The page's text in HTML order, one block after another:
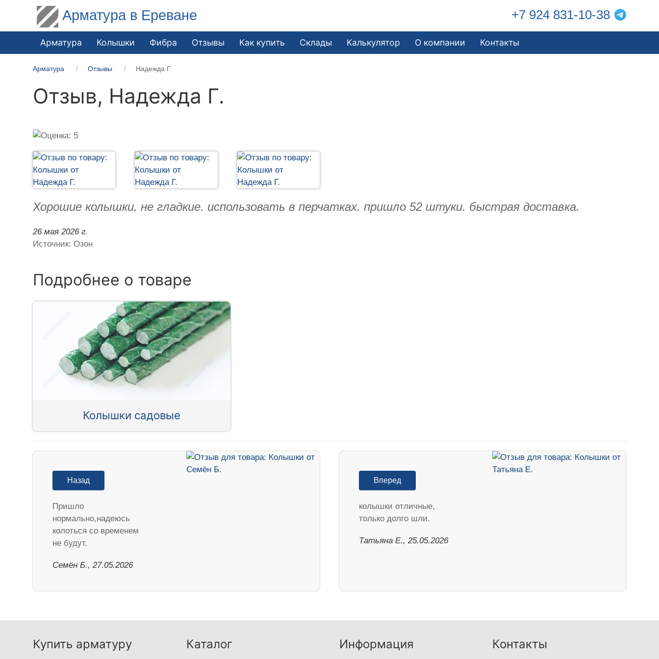
Арматура в Ереване +7 924 831-10-38
Арматура Колышки Фибра Отзывы Как купить Склады Калькулятор О компании Контакты
Арматура Отзывы Надежда Г.
Отзыв, Надежда Г.
Хорошие колышки, не гладкие. использовать в перчатках. пришло 52 штуки. быстрая доставка.
26 мая 2026 г.
Источник: Озон
Подробнее о товаре
Колышки садовые
Назад
Пришло
нормально,надеюсь
колоться со временем
не будут.
Семён Б., 27.05.2026
Вперед
колышки отличные,
только долго шли.
Татьяна Е., 25.05.2026
Купить арматуру Каталог Информация Контакты